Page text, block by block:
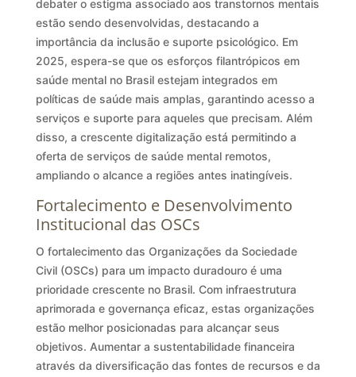
debater o estigma associado aos transtornos mentais
estão sendo desenvolvidas, destacando a
importância da inclusão e suporte psicológico. Em
2025, espera-se que os esforços filantrópicos em
saúde mental no Brasil estejam integrados em
políticas de saúde mais amplas, garantindo acesso a
serviços e suporte para aqueles que precisam. Além
disso, a crescente digitalização está permitindo a
oferta de serviços de saúde mental remotos,
ampliando o alcance a regiões antes inatingíveis.
Fortalecimento e Desenvolvimento
Institucional das OSCs
O fortalecimento das Organizações da Sociedade
Civil (OSCs) para um impacto duradouro é uma
prioridade crescente no Brasil. Com infraestrutura
aprimorada e governança eficaz, estas organizações
estão melhor posicionadas para alcançar seus
objetivos. Aumentar a sustentabilidade financeira
através da diversificação das fontes de recursos e da